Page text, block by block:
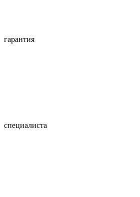
гарантия
специалиста